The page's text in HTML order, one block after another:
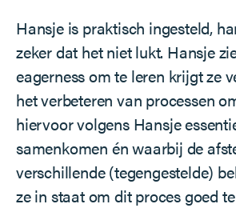
Hansje is praktisch ingesteld,
zeker dat het niet lukt. Hansje
eagerness om te leren krijgt ze
het verbeteren van processen
hiervoor volgens Hansje
samenkomen én waarbij de
verschillende (tegengestelde)
ze in staat om dit proces goed